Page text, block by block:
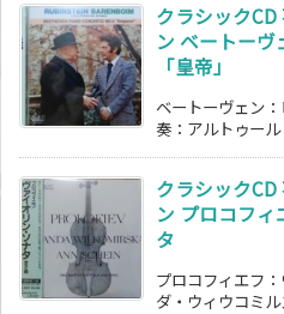
クラシック
ン ベートー
「皇帝」
ベートーヴェン
奏：アルトゥー
クラシック
ン プロコフ
タ
プロコフィエフ
ダ・ウィウコミ